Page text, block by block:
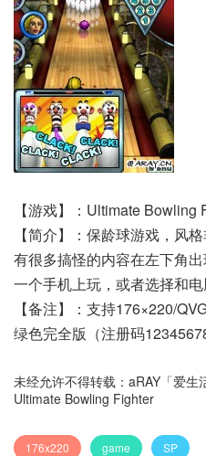
【游戏】：Ultimate Bowling
【简介】：保龄球游戏，风
有很多搞怪的内容在左下角
一个手机上玩，或者选择和电
【备注】：支持176×220/
绿色完全版（注册码12345678
未经允许不得转载： aRAY「爱生
Ultimate Bowling Fighter
176x220 game SP